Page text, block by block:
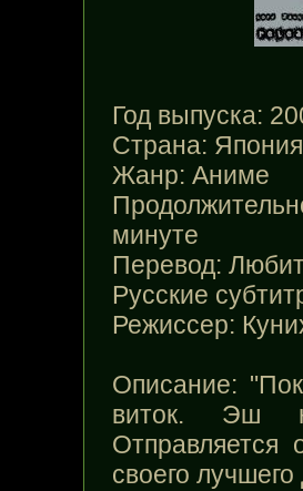
Год выпуска:
Страна: Япония
Жанр: Аниме
минуте
Перевод:
Русские
Режиссер:
Описание:
виток. Эш
Отправляется
своего